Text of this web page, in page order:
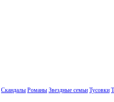
Скандалы Романы Звездные семьи Тусовки